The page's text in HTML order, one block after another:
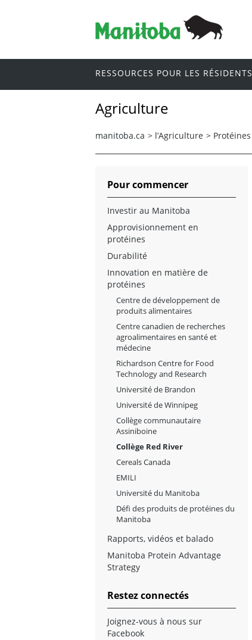
RESSOURCES POUR LES RÉSIDENTS
Agriculture
manitoba.ca > l’Agriculture > Protéines
Pour commencer
Investir au Manitoba
Approvisionnement en
protéines
Durabilité
Innovation en matière de
protéines
Centre de développement de
produits alimentaires
Centre canadien de recherches
agroalimentaires en santé et
médecine
Richardson Centre for Food
Technology and Research
Université de Brandon
Université de Winnipeg
Collège communautaire
Assiniboine
Collège Red River
Cereals Canada
EMILI
Université du Manitoba
Défi des produits de protéines du
Manitoba
Rapports, vidéos et balado
Manitoba Protein Advantage
Strategy
Restez connectés
Joignez-vous à nous sur
Facebook